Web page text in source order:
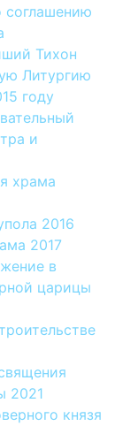
Тихон
Литургию
году
и
храма
2016
2017
в
царицы
2021
князя